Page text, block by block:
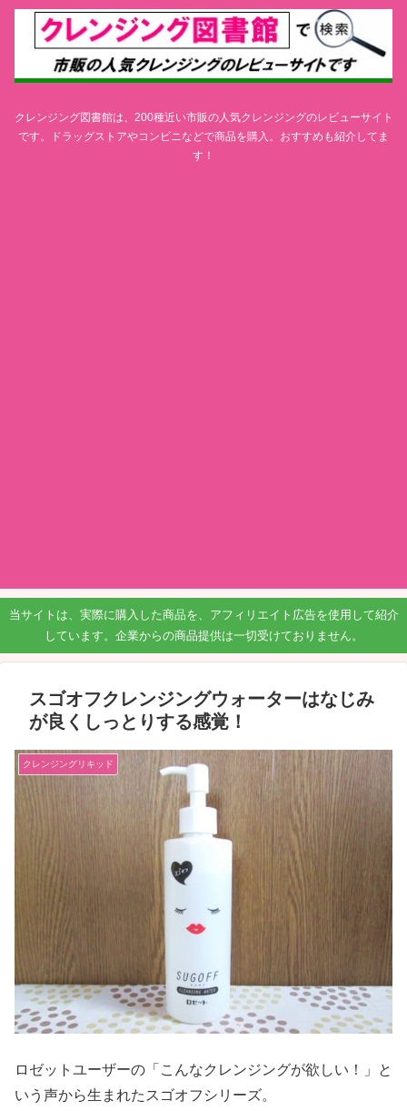
クレンジング図書館は、200種近い市販の人気クレンジングのレビューサイト
です。ドラッグストアやコンビニなどで商品を購入。おすすめも紹介してま
す！
当サイトは、実際に購入した商品を、アフィリエイト広告を使用して紹介
しています。企業からの商品提供は一切受けておりません。
スゴオフクレンジングウォーターはなじみ
が良くしっとりする感覚！
クレンジングリキッド
ロゼットユーザーの「こんなクレンジングが欲しい！」と
いう声から生まれたスゴオフシリーズ。